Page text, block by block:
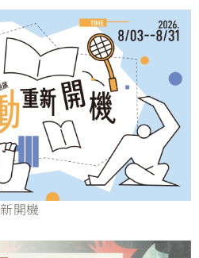
開機